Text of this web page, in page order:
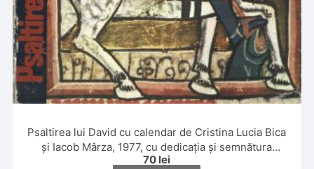
Psaltirea lui David cu calendar de Cristina Lucia Bica
și Iacob Mârza, 1977, cu dedicația și semnătura
olografă a lui Tőkés László
70 lei